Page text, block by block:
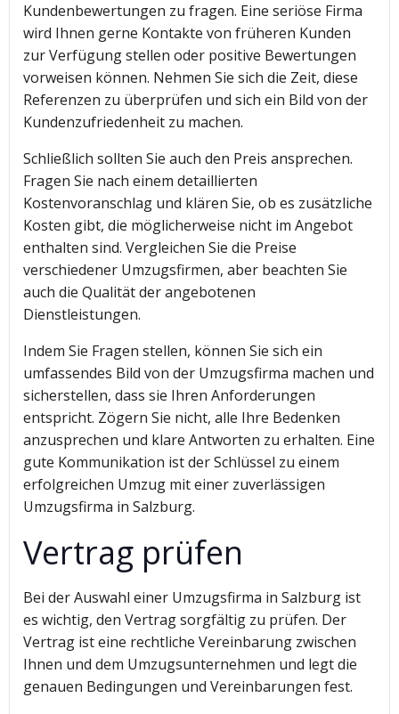
Kundenbewertungen zu fragen. Eine seriöse Firma
wird Ihnen gerne Kontakte von früheren Kunden
zur Verfügung stellen oder positive Bewertungen
vorweisen können. Nehmen Sie sich die Zeit, diese
Referenzen zu überprüfen und sich ein Bild von der
Kundenzufriedenheit zu machen.
Schließlich sollten Sie auch den Preis ansprechen.
Fragen Sie nach einem detaillierten
Kostenvoranschlag und klären Sie, ob es zusätzliche
Kosten gibt, die möglicherweise nicht im Angebot
enthalten sind. Vergleichen Sie die Preise
verschiedener Umzugsfirmen, aber beachten Sie
auch die Qualität der angebotenen
Dienstleistungen.
Indem Sie Fragen stellen, können Sie sich ein
umfassendes Bild von der Umzugsfirma machen und
sicherstellen, dass sie Ihren Anforderungen
entspricht. Zögern Sie nicht, alle Ihre Bedenken
anzusprechen und klare Antworten zu erhalten. Eine
gute Kommunikation ist der Schlüssel zu einem
erfolgreichen Umzug mit einer zuverlässigen
Umzugsfirma in Salzburg.
Vertrag prüfen
Bei der Auswahl einer Umzugsfirma in Salzburg ist
es wichtig, den Vertrag sorgfältig zu prüfen. Der
Vertrag ist eine rechtliche Vereinbarung zwischen
Ihnen und dem Umzugsunternehmen und legt die
genauen Bedingungen und Vereinbarungen fest.